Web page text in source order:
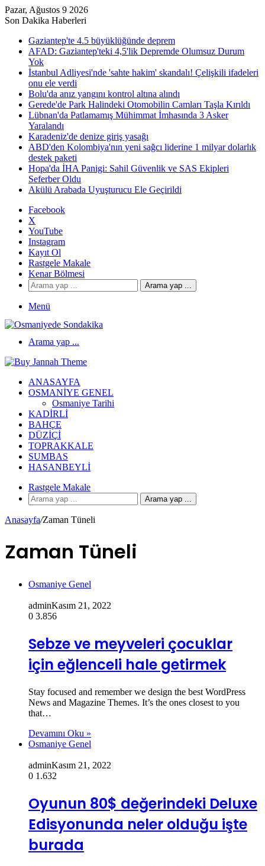
Pazar, Ağustos 9 2026
Son Dakika Haberleri
Gaziantep'te 4.5 büyüklüğünde deprem
AFAD: Gaziantep'teki 4,5'lik Depremde Olumsuz Durum
Yok
İstanbul Adliyesi'nde 'sahte hakim' skandalı! Çelişkili ifadeleri
onu ele verdi
Bolu'da anız yangını kontrol altına alındı
Gerede'de Park Halindeki Otomobilin Camları Taşla Kırıldı
Lübnan'da Patlamamış Mühimmat İmhasında 3 Asker
Yaralandı
Karadeniz'de denize giriş yasağı
ABD'den Kolombiya'nın yeni sağcı liderine 1 milyar dolarlık
destek paketi
Hopa'da İHA Panigi: Sahil Güvenlik ve SAS Ekipleri
Seferber Oldu
Akülü Arabada Uyuşturucu Ele Geçirildi
Facebook
X
YouTube
Instagram
Kayıt Ol
Rastgele Makale
Kenar Bölmesi
Arama yap ...
Menü
Arama yap ...
ANASAYFA
OSMANIYE GENEL
Osmaniye Tarihi
KADIRLI
BAHÇE
DÜZIÇI
TOPRAKKALE
SUMBAS
HASANBEYLI
Rastgele Makale
Arama yap ...
Anasayfa/Zaman Tüneli
Zaman Tüneli
Osmaniye Genel
adminKasım 21, 2022
0 3.856
Sebze ve meyveleri çocuklar
için eğlenceli hale getirmek
Stay focused and remember we design the best WordPress
News and Magazine Themes. It’s the ones closest to you
that…
Devamını Oku »
Osmaniye Genel
adminKasım 21, 2022
0 1.632
Oyunun 80$ değerindeki Deluxe
Edisyonunda neler olduğu işte
burada